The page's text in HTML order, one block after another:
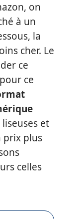
on
à un
la
cher. Le
ce
ce
et
prix plus
celles